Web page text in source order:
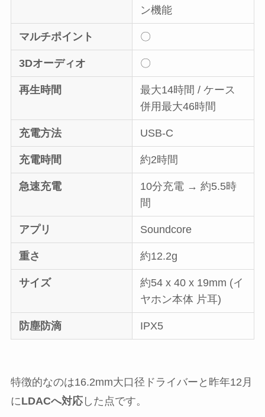
ン機能
マルチポイント 〇
3Dオーディオ 〇
再生時間
最大14時間 / ケース
併用最大46時間
充電方法 USB-C
充電時間 約2時間
急速充電
10分充電 → 約5.5時
間
アプリ Soundcore
重さ 約12.2g
サイズ
約54 x 40 x 19mm (イ
ヤホン本体 片耳)
防塵防滴 IPX5
特徴的なのは16.2mm大口径ドライバーと昨年12月
にLDACへ対応した点です。